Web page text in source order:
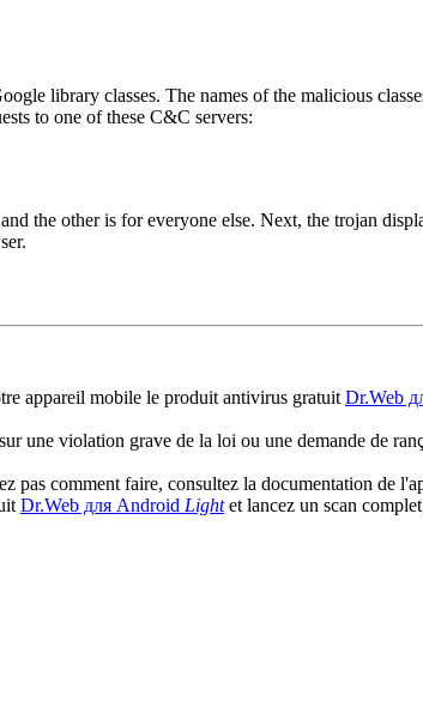
library classes. The names of the malicious
to one of these C&C servers:
the other is for everyone else. Next, the trojan
appareil mobile le produit antivirus gratuit Dr.Web
une violation grave de la loi ou une demande de
pas comment faire, consultez la documentation de
Dr.Web для Android Lightet lancez un scan